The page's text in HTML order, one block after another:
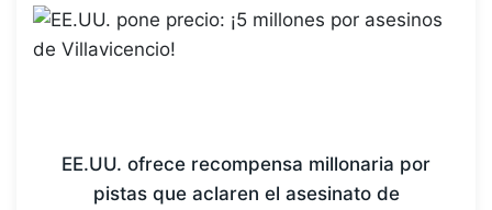
EE.UU. ofrece recompensa millonaria por
pistas que aclaren el asesinato de